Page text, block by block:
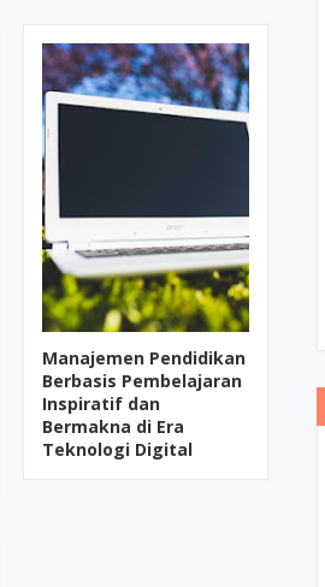
Manajemen Pendidikan
Berbasis Pembelajaran
Inspiratif dan
Bermakna di Era
Teknologi Digital